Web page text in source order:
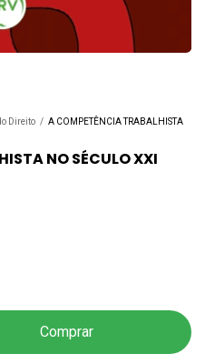
Direito / A COMPETÊNCIA TRABALHISTA
NO SÉCULO XXI